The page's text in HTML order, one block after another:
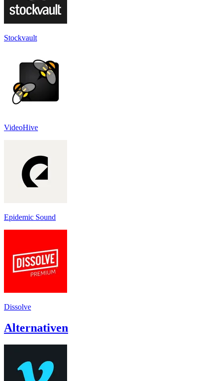
Stockvault
VideoHive
Epidemic Sound
Dissolve
Alternativen